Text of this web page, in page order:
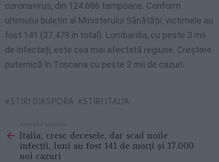
coronavirus, din 124.686 tampoane. Conform
ultimului buletin al Ministerului Sănătății, victimele au
fost 141 (37.479 în total). Lombardia, cu peste 3 mii
de infectați, este cea mai afectată regiune. Creștere
puternică în Toscana cu peste 2 mii de cazuri.
STIRI DIASPORA STIRI ITALIA
more
Articolul anterior
Italia, cresc decesele, dar scad noile
infecții, luni au fost 141 de morți și 17.000
noi cazuri